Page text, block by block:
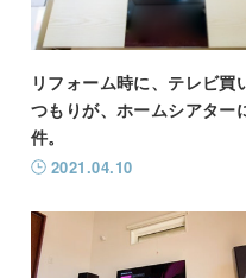
リフォーム時に、テレビ買
つもりが、ホームシアター
件。
2021.04.10